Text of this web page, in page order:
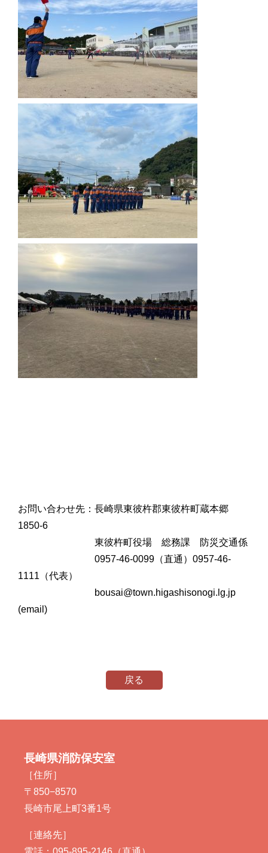
お問い合わせ先：長崎県東彼杵郡東彼杵町蔵本郷
1850-6
東彼杵町役場 総務課 防災交通係
0957-46-0099（直通）0957-46-
1111（代表）
bousai@town.higashisonogi.lg.jp
(email)
戻る
長崎県消防保安室
［住所］
〒850−8570
長崎市尾上町3番1号
［連絡先］